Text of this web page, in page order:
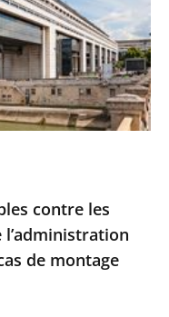
contre les
de montage